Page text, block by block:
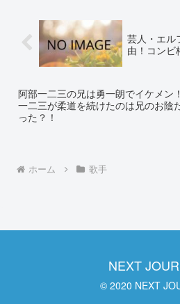
芸人・エル
由！コンビ
阿部一二三の兄は勇一朗でイケメン！
一二三が柔道を続けたのは兄のお陰
った？！
ホーム 歌手
NEXT
© 2020 NEXT